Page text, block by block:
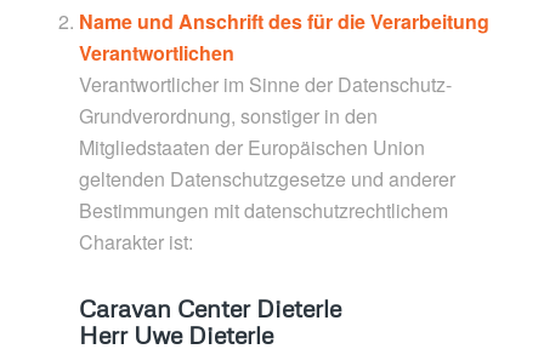
Name und Anschrift des für die Verarbeitung
Verantwortlichen
Verantwortlicher im Sinne der Datenschutz-
Grundverordnung, sonstiger in den
Mitgliedstaaten der Europäischen Union
geltenden Datenschutzgesetze und anderer
Bestimmungen mit datenschutzrechtlichem
Charakter ist:
Caravan Center Dieterle
Herr Uwe Dieterle